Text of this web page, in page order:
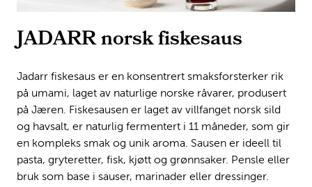
JADARR norsk fiskesaus
Jadarr fiskesaus er en konsentrert smaksforsterker rik
på umami, laget av naturlige norske råvarer, produsert
på Jæren. Fiskesausen er laget av villfanget norsk sild
og havsalt, er naturlig fermentert i 11 måneder, som gir
en kompleks smak og unik aroma. Sausen er ideell til
pasta, gryteretter, fisk, kjøtt og grønnsaker. Pensle eller
bruk som base i sauser, marinader eller dressinger.